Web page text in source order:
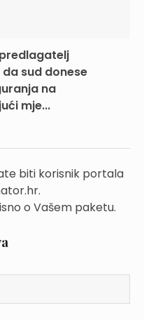
sud donese
na
mje...
biti korisnik portala
o Vašem paketu.